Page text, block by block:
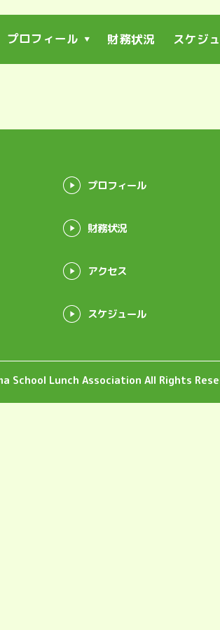
プロフィール ▼ 財務状況 スケジ
プロフィール
財務状況
アクセス
スケジュール
School Lunch Association All Rights